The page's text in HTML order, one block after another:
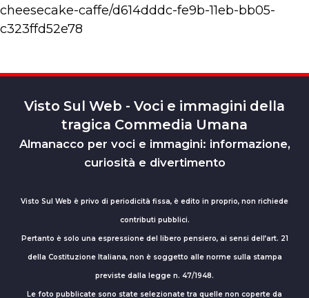
cheesecake-caffe/d614dddc-fe9b-11eb-bb05-
c323ffd52e78
Visto Sul Web - Voci e immagini della
tragica Commedia Umana
Almanacco per voci e immagini: informazione,
curiosità e divertimento
Visto Sul Web è privo di periodicità fissa, è edito in proprio, non richiede
contributi pubblici.
Pertanto è solo una espressione del libero pensiero, ai sensi dell’art. 21
della Costituzione Italiana, non è soggetto alle norme sulla stampa
previste dalla legge n. 47/1948.
Le foto pubblicate sono state selezionate tra quelle non coperte da